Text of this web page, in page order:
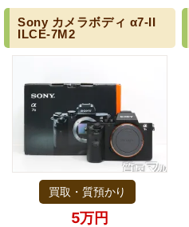
Sony カメラボディ α7-II
ILCE-7M2
買取・質預かり
5万円